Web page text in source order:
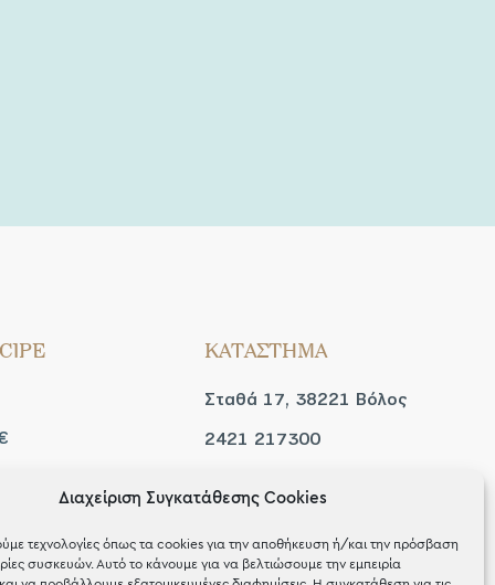
Διαχείριση Συγκατάθεσης Cookies
τεχνολογίες όπως τα cookies για την αποθήκευση ή/και την πρόσβαση
συσκευών. Αυτό το κάνουμε για να βελτιώσουμε την εμπειρία
ΚΑΤΑΣΤΗΜΑ
Σταθά 17, 38221 Βόλος
2421 217300
Τριτ / Πεμ / Παρ: 09:00 -